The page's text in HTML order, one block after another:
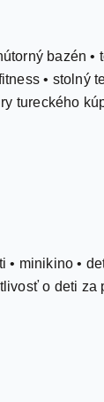
bazén
• stolný
tureckého
minikino •
o deti za